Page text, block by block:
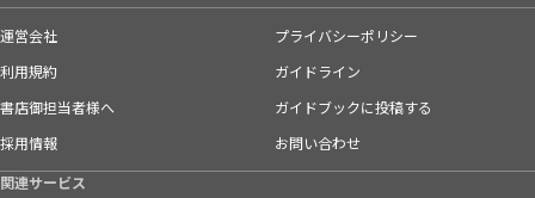
運営会社
プライバシーポリシー
利用規約
ガイドライン
書店御担当者様へ
ガイドブックに投稿する
採用情報
お問い合わせ
関連サービス